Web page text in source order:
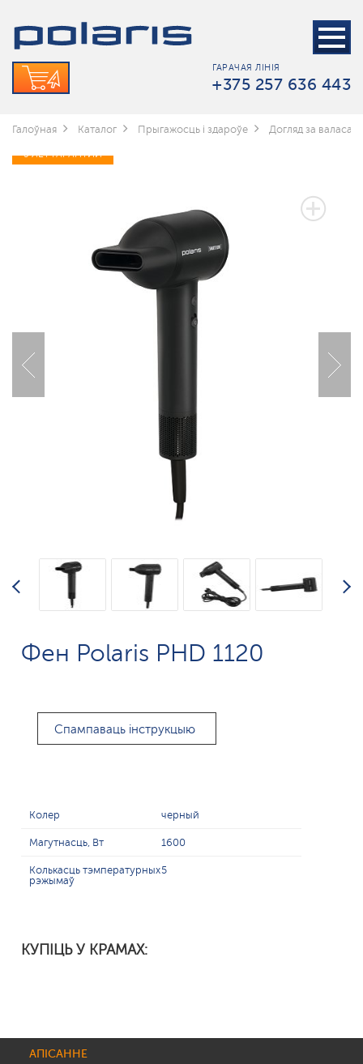
ГАРАЧАЯ ЛІНІЯ
+375 257 636 443
Галоўная Каталог Прыгажосць і здароўе Догляд за валасамі
5 ЛЕТ ГАРАНТИИ
Фен Polaris PHD 1120
Спампаваць інструкцыю
Колер черный
Магутнасць, Вт 1600
Колькасць тэмпературных
рэжымаў
5
КУПІЦЬ У КРАМАХ:
АПІСАННЕ